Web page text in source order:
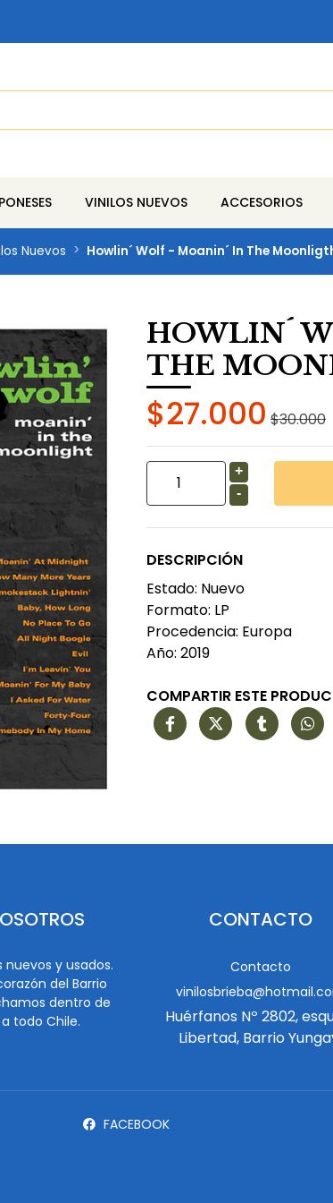
VINILOS NUEVOS ACCESORIOS
Nuevos Howlin´ Wolf - Moanin´ In The
HOWLIN´
THE
$27.000 $30.000
+
-
DESCRIPCIÓN
Estado: Nuevo
Formato: LP
Procedencia: Europa
Año: 2019
COMPARTIR ESTE
nuevos y usados.
del Barrio
dentro de
todo Chile.
CONTACTO
Contacto
Huérfanos Nº 2802,
Libertad, Barrio
FACEBOOK